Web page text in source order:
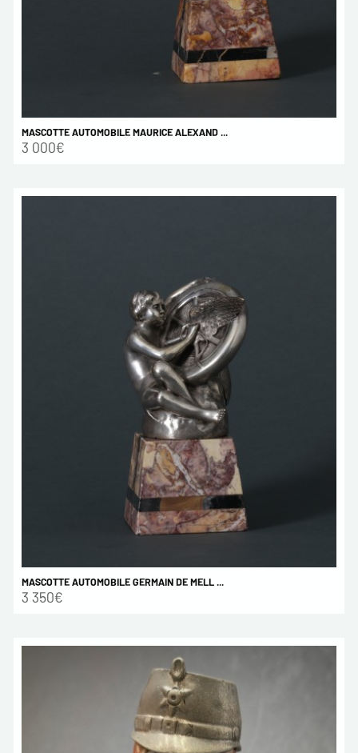
MASCOTTE AUTOMOBILE MAURICE ALEXAND ...
3 000€
MASCOTTE AUTOMOBILE GERMAIN DE MELL ...
3 350€